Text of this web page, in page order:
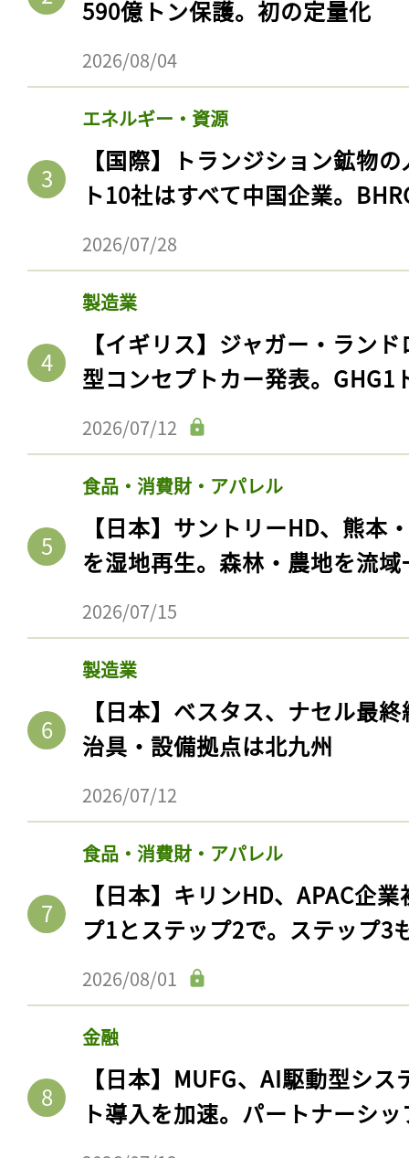
590億トン保護。初の定量化
2026/08/04
エネルギー・資源
【国際】トランジション鉱物
ト10社はすべて中国企業。
2026/07/28
製造業
【イギリス】ジャガー・ラン
型コンセプトカー発表。GHG1
2026/07/12
食品・消費財・アパレル
【日本】サントリーHD、熊本
を湿地再生。森林・農地を流
2026/07/15
製造業
【日本】ベスタス、ナセル最
治具・設備拠点は北九州
2026/07/12
食品・消費財・アパレル
【日本】キリンHD、APAC企
プ1とステップ2で。ステップ3
2026/08/01
金融
【日本】MUFG、AI駆動型シ
ト導入を加速。パートナーシ
記事をお気に入りに